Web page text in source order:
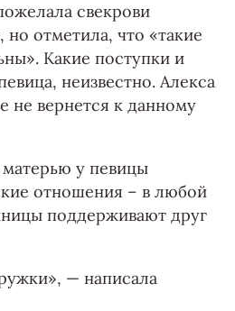
свекрови
но отметила, что «такие
Какие поступки и
неизвестно. Алекса
не вернется к данному
у певицы
отношения – в любой
поддерживают друг
— написала